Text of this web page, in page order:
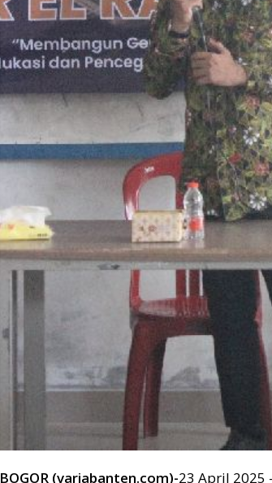
BOGOR (variabanten.com)-23 April 2025